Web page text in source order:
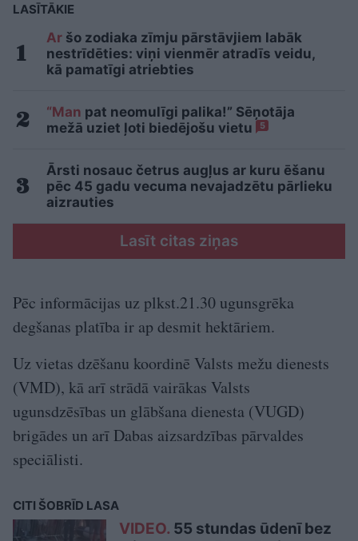
LASĪTĀKIE
Ar šo zodiaka zīmju pārstāvjiem labāk
nestrīdēties: viņi vienmēr atradīs veidu,
kā pamatīgi atriebties
“Man pat neomulīgi palika!” Sēņotāja
mežā uziet ļoti biedējošu vietu
5
Ārsti nosauc četrus augļus ar kuru ēšanu
pēc 45 gadu vecuma nevajadzētu pārlieku
aizrauties
Lasīt citas ziņas
Pēc informācijas uz plkst.21.30 ugunsgrēka
degšanas platība ir ap desmit hektāriem.
Uz vietas dzēšanu koordinē Valsts mežu dienests
(VMD), kā arī strādā vairākas Valsts
ugunsdzēsības un glābšana dienesta (VUGD)
brigādes un arī Dabas aizsardzības pārvaldes
speciālisti.
CITI ŠOBRĪD LASA
VIDEO. 55 stundas ūdenī bez